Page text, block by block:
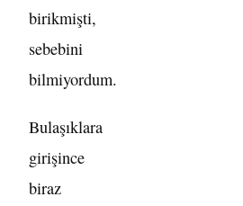
birikmişti,
sebebini
bilmiyordum.
Bulaşıklara
girişince
biraz